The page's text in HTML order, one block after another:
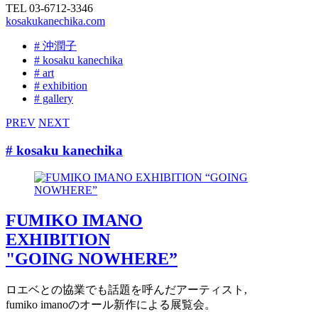
TEL 03-6712-3346
kosakukanechika.com
# 沖潤子
# kosaku kanechika
# art
# exhibition
# gallery
PREV NEXT
# kosaku kanechika
FUMIKO IMANO
EXHIBITION
"GOING NOWHERE”
ロエベとの協業でも話題を呼んだアーティスト,
fumiko imanoのオール新作による展覧会。